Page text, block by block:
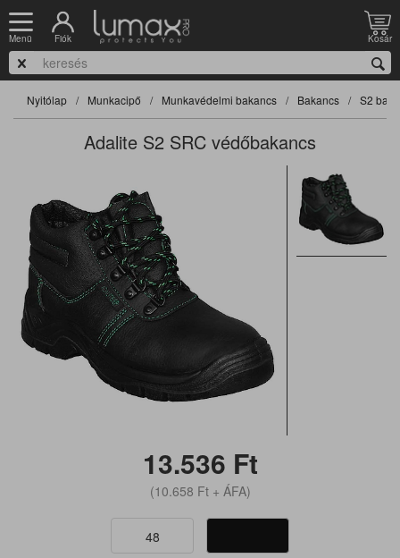
Menü Fiók Kosár
Nyitólap Munkacipő Munkavédelmi bakancs Bakancs S2
Adalite S2 SRC védőbakancs
13.536 Ft
(10.658 Ft+ ÁFA)
48